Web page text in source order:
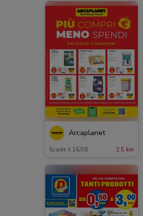
Arcaplanet
Scade il 16/08 2.5 km